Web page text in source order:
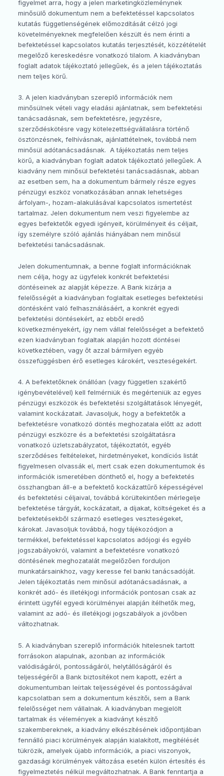
figyelmet arra, hogy a jelen marketingközleménynek
minősülő dokumentum nem a befektetéssel kapcsolatos
kutatás függetlenségének előmozdítását célzó jogi
követelményeknek megfelelően készült és nem érinti a
befektetéssel kapcsolatos kutatás terjesztését, közzétételét
megelőző kereskedésre vonatkozó tilalom. A kiadványban
foglalt adatok tájékoztató jellegűek, és a jelen tájékoztatás
nem teljes körű.
3. A jelen kiadványban szereplő információk nem
minősülnek vételi vagy eladási ajánlatnak, sem befektetési
tanácsadásnak, sem befektetésre, jegyzésre,
szerződéskötésre vagy kötelezettségvállalásra történő
ösztönzésnek, felhívásnak, ajánlattételnek, továbbá nem
minősül adótanácsadásnak. A tájékoztatás nem teljes
körű, a kiadványban foglalt adatok tájékoztató jellegűek. A
kiadvány nem minősül befektetési tanácsadásnak, abban
az esetben sem, ha a dokumentum bármely része egyes
pénzügyi eszköz vonatkozásában annak lehetséges
árfolyam-, hozam-alakulásával kapcsolatos ismertetést
tartalmaz. Jelen dokumentum nem veszi figyelembe az
egyes befektetők egyedi igényeit, körülményeit és céljait,
így személyre szóló ajánlás hiányában nem minősül
befektetési tanácsadásnak.
Jelen dokumentumnak, a benne foglalt információknak
nem célja, hogy az ügyfelek konkrét befektetési
döntéseinek az alapját képezze. A Bank kizárja a
felelősségét a kiadványban foglaltak esetleges befektetési
döntésként való felhasználásáért, a konkrét egyedi
befektetési döntésekért, az ebből eredő
következményekért, így nem vállal felelősséget a befektető
ezen kiadványban foglaltak alapján hozott döntései
következtében, vagy őt azzal bármilyen egyéb
összefüggésben érő esetleges károkért, veszteségekért.
4. A befektetőknek önállóan (vagy független szakértő
igénybevételével) kell felmérniük és megérteniük az egyes
pénzügyi eszközök és befektetési szolgáltatások lényegét,
valamint kockázatait. Javasoljuk, hogy a befektetők a
befektetésre vonatkozó döntés meghozatala előtt az adott
pénzügyi eszközre és a befektetési szolgáltatásra
vonatkozó üzletszabályzatot, tájékoztatót, egyéb
szerződéses feltételeket, hirdetményeket, kondíciós listát
figyelmesen olvassák el, mert csak ezen dokumentumok és
információk ismeretében dönthető el, hogy a befektetés
összhangban áll-e a befektető kockázattűrő képességével
és befektetési céljaival, továbbá körültekintően mérlegelje
befektetése tárgyát, kockázatait, a díjakat, költségeket és a
befektetésekből származó esetleges veszteségeket,
károkat. Javasoljuk továbbá, hogy tájékozódjon a
termékkel, befektetéssel kapcsolatos adójogi és egyéb
jogszabályokról, valamint a befektetésre vonatkozó
döntésének meghozatalát megelőzően forduljon
munkatársainkhoz, vagy keresse fel banki tanácsadóját.
Jelen tájékoztatás nem minősül adótanácsadásnak, a
konkrét adó- és illetékjogi információk pontosan csak az
érintett ügyfél egyedi körülményei alapján ítélhetők meg,
valamint az adó- és illetékjogi jogszabályok a jövőben
változhatnak.
5. A kiadványban szereplő információk hitelesnek tartott
forrásokon alapulnak, azonban az információk
valódiságáról, pontosságáról, helytállóságáról és
teljességéről a Bank biztosítékot nem kapott, ezért a
dokumentumban leírtak teljességével és pontosságával
kapcsolatban sem a dokumentum készítői, sem a Bank
felelősséget nem vállalnak. A kiadványban megjelölt
tartalmak és vélemények a kiadványt készítő
szakembereknek, a kiadvány elkészítésének időpontjában
fennálló piaci körülmények alapján kialakított, megítélését
tükrözik, amelyek újabb információk, a piaci viszonyok,
gazdasági körülmények változása esetén külön értesítés és
figyelmeztetés nélkül megváltozhatnak. A Bank fenntartja a